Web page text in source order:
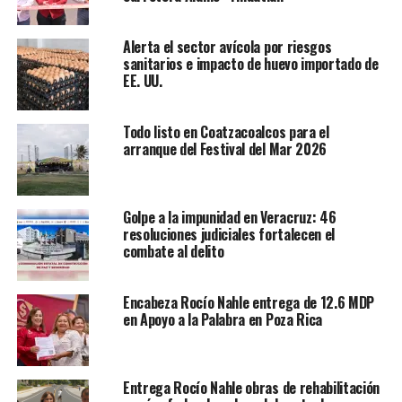
Desarrollo Agropecuario, Rural y Pesca (Sedarpa).
Resaltó el valor estratégico del campo veracruzano ante
un entorno internacional que prioriza la autosuficiencia
alimentaria, y afirmó que la entidad cuenta con
condiciones para fortalecer la producción, satisfacer la
demanda interna y consolidar mercados.
Asimismo, reconoció al sector como referente nacional
por su profesionalismo y resiliencia,
sirva para reconocerles su trabajo, su dedicación y su
modo de vida. Veracruz es orgullo nacional en hato
ganadero, incluso ante la adversidad”
Alerta el sector avícola por riesgos
sanitarios e impacto de huevo importado de
EE. UU.
Todo listo en Coatzacoalcos para el
arranque del Festival del Mar 2026
Golpe a la impunidad en Veracruz: 46
resoluciones judiciales fortalecen el
combate al delito
Encabeza Rocío Nahle entrega de 12.6 MDP
en Apoyo a la Palabra en Poza Rica
Entrega Rocío Nahle obras de rehabilitación